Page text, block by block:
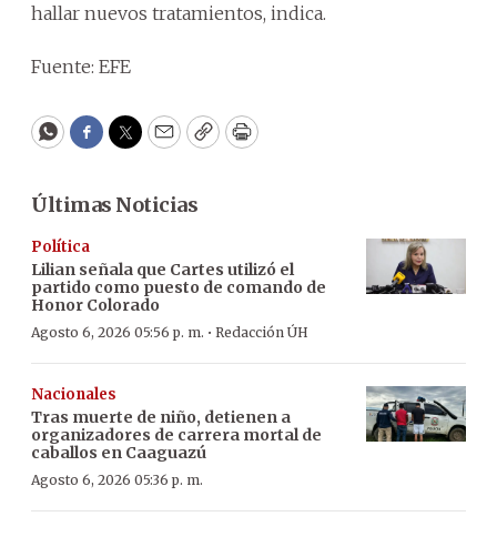
hallar nuevos tratamientos, indica.
Fuente: EFE
WhatsApp
Facebook
Twitter
EmailCopyPrint
Últimas Noticias
Política
Lilian señala que Cartes utilizó el
partido como puesto de comando de
Honor Colorado
Agosto 6, 2026 05:56 p. m. · Redacción ÚH
Nacionales
Tras muerte de niño, detienen a
organizadores de carrera mortal de
caballos en Caaguazú
Agosto 6, 2026 05:36 p. m.